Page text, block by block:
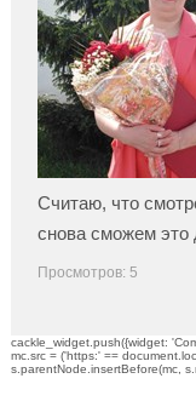
Считаю, что
снова сможем это
Просмотров: 5
cackle_widget.push({widget:
mc.src = ('https:' ==
s.parentNode.insertBefore(mc,